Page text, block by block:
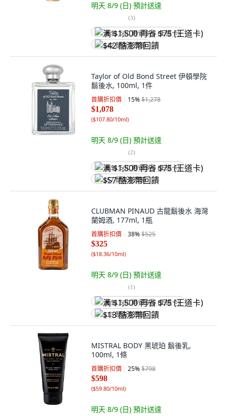
明天 8/9 (日) 預計送達
(3)
满 $1,500 再省 $75 (王道卡)
$42 酷澎幣回饋
Taylor of Old Bond Street 伊頓學院
鬍後水, 100ml, 1件
首購折扣價 15%$1,278
$1,078
($107.80/10ml)
明天 8/9 (日) 預計送達
(2)
满 $1,500 再省 $75 (王道卡)
$57 酷澎幣回饋
CLUBMAN PINAUD 古龍鬍後水 海灣
蘭姆酒, 177ml, 1瓶
首購折扣價 38%$525
$325
($18.36/10ml)
明天 8/9 (日) 預計送達
(1)
满 $1,500 再省 $75 (王道卡)
$13 酷澎幣回饋
MISTRAL BODY 黑琥珀 鬍後乳,
100ml, 1條
首購折扣價 25%$798
$598
($59.80/10ml)
明天 8/9 (日) 預計送達